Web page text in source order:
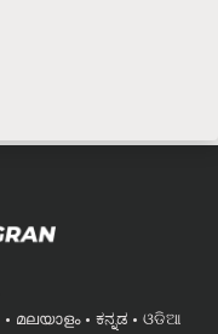
മലയാളം ಕನ್ನಡ
ଓଡିଆ